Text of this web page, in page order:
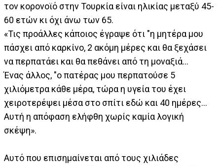
τον κορονοϊό στην Τουρκία είναι ηλικίας μεταξύ 45-
60 ετών κι όχι άνω των 65.
«Τις προάλλες κάποιος έγραψε ότι "η μητέρα μου
πάσχει από καρκίνο, 2 ακόμη μέρες και θα ξεχάσει
να περπατάει και θα πεθάνει από τη μοναξιά...
Ένας άλλος, "ο πατέρας μου περπατούσε 5
χιλιόμετρα κάθε μέρα, τώρα η υγεία του έχει
χειροτερέψει μέσα στο σπίτι εδώ και 40 ημέρες...
Αυτή η απόφαση ελήφθη χωρίς καμία λογική
σκέψη».
Αυτό που επισημαίνεται από τους χιλιάδες